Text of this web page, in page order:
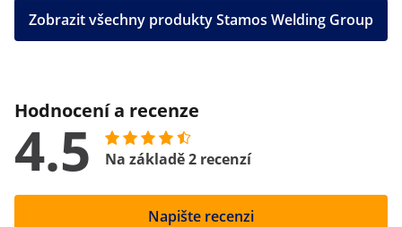
Zobrazit všechny produkty Stamos Welding Group
Hodnocení a recenze
4.5 Na základě 2 recenzí
Napište recenzi